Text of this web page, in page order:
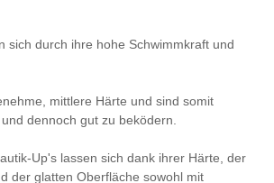
sich durch ihre hohe Schwimmkraft und
mittlere Härte und sind somit
dennoch gut zu beködern.
Up's lassen sich dank ihrer Härte, der
der glatten Oberfläche sowohl mit